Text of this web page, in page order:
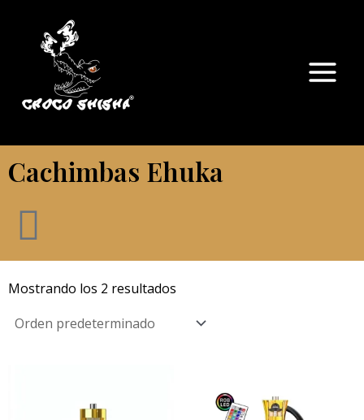
contenido
Cachimbas Ehuka
Mostrando los 2 resultados